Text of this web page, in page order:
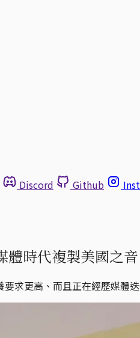
Discord Github
體時代複製美國之
求更高、而且正在經歷媒體